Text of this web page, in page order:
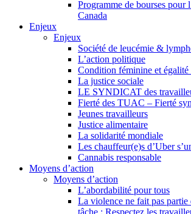
Programme de bourses pour
Canada
Enjeux
Enjeux
Société de leucémie &
L’action politique
Condition féminine et égalité
La justice sociale
LE SYNDICAT des
Fierté des TUAC – Fierté
Jeunes travailleurs
Justice alimentaire
La solidarité mondiale
Les chauffeur(e)s d’Uber
Cannabis responsable
Moyens d’action
Moyens d’action
L’abordabilité pour tous
La violence ne fait pas partie
tâche : Respectez les